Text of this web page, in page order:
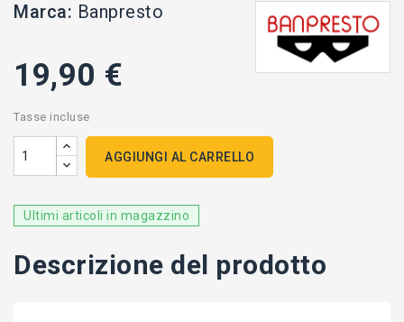
Marca: Banpresto
19,90 €
Tasse incluse
AGGIUNGI AL CARRELLO
Ultimi articoli in magazzino
Descrizione del prodotto